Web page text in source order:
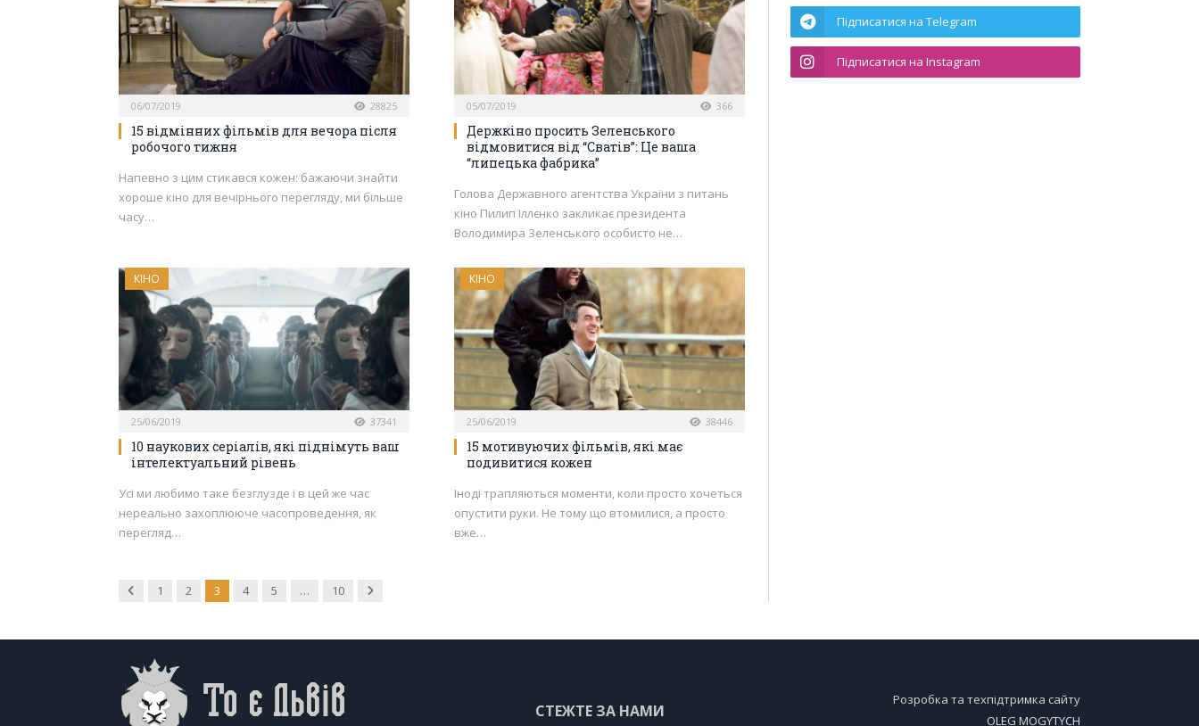
06/07/2019 28825
15 відмінних фільмів для вечора після
робочого тижня
Напевно з цим стикався кожен: бажаючи знайти
хороше кіно для вечірнього перегляду, ми більше
часу…
05/07/2019 366
Держкіно просить Зеленського
відмовитися від “Сватів”: Це ваша
“липецька фабрика”
Голова Державного агентства України з питань
кіно Пилип Іллєнко закликає президента
Володимира Зеленського особисто не…
КІНО
25/06/2019 37341
10 наукових серіалів, які піднімуть ваш
інтелектуальний рівень
Усі ми любимо таке безглузде і в цей же час
нереально захоплююче часопроведення, як
перегляд…
КІНО
25/06/2019 38446
15 мотивуючих фільмів, які має
подивитися кожен
Іноді трапляються моменти, коли просто хочеться
опустити руки. Не тому що втомилися, а просто
вже…
Previous
1 2 3 4 5 … 10 Next
Підписатися на Telegram
Підписатися на Instagram
СТЕЖТЕ ЗА НАМИ
Розробка та техпідтримка сайту
OLEG MOGYTYCH